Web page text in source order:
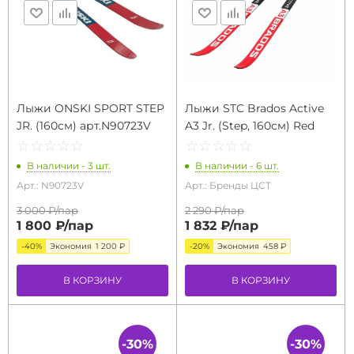
Лыжи ONSKI SPORT STEP
JR. (160см) арт.N90723V
☆ ☆ ☆ ☆ ☆
★ ★ ★ ★ ★
В наличии - 3 шт.
Арт.: N90723V
3 000 ₽/пар
1 800 ₽/пар
-40% Экономия 1 200 ₽
В КОРЗИНУ
Лыжи STC Brados Active
A3 Jr. (Step, 160см) Red
☆ ☆ ☆ ☆ ☆
★ ★ ★ ★ ★
В наличии - 6 шт.
Арт.: Бренды ЦСТ
2 290 ₽/пар
1 832 ₽/пар
-20% Экономия 458 ₽
В КОРЗИНУ
-30% -30%